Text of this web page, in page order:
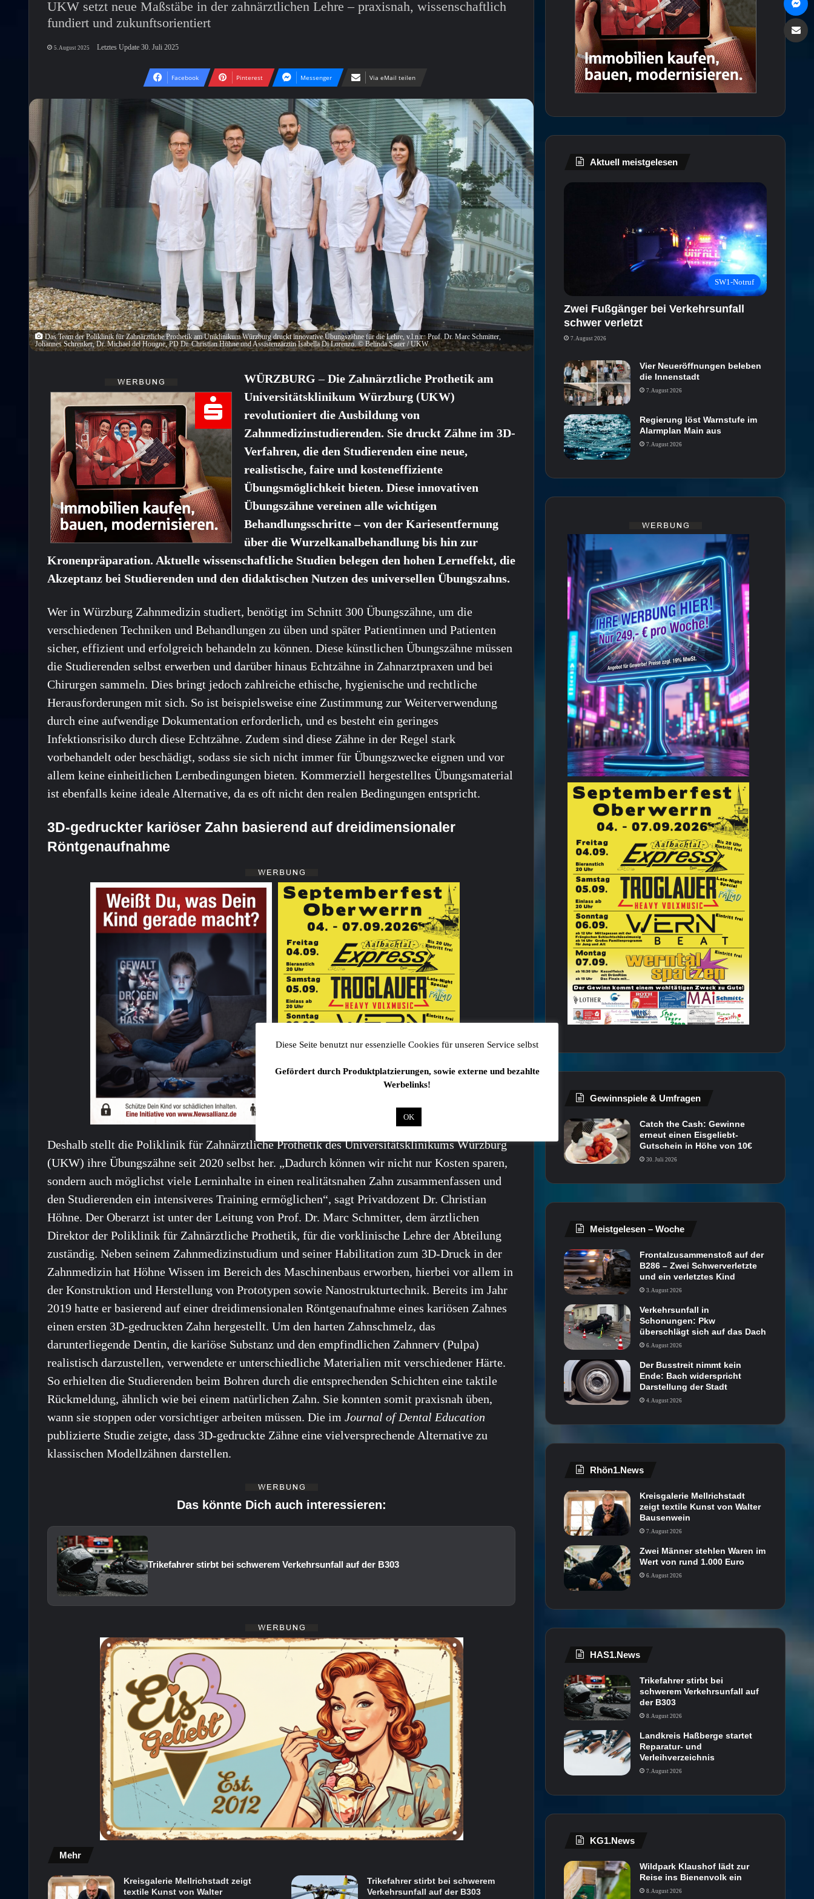
UKW setzt neue Maßstäbe in der zahnärztlichen Lehre – praxisnah, wissenschaftlich
fundiert und zukunftsorientiert
5. August 2025 Letztes Update 30. Juli 2025
Facebook Pinterest Messenger Via eMail teilen
Das Team der Poliklinik für Zahnärztliche Prothetik am Uniklinikum Würzburg druckt innovative Übungszähne für die Lehre, v.l.n.r.: Prof. Dr. Marc Schmitter,
Johannes Schrenker, Dr. Michael del Hougne, PD Dr. Christian Höhne und Assistenzärztin Isabella Di Lorenzo. © Belinda Sauer / UKW
WÜRZBURG –Die Zahnärztliche Prothetik am
Universitätsklinikum Würzburg (UKW)
revolutioniert die Ausbildung von
Zahnmedizinstudierenden. Sie druckt Zähne im 3D-
Verfahren, die den Studierenden eine neue,
realistische, faire und kosteneffiziente
Übungsmöglichkeit bieten. Diese innovativen
Übungszähne vereinen alle wichtigen
Behandlungsschritte – von der Kariesentfernung
über die Wurzelkanalbehandlung bis hin zur
Kronenpräparation. Aktuelle wissenschaftliche Studien belegen den hohen Lerneffekt, die
Akzeptanz bei Studierenden und den didaktischen Nutzen des universellen Übungszahns.
Wer in Würzburg Zahnmedizin studiert, benötigt im Schnitt 300 Übungszähne, um die
verschiedenen Techniken und Behandlungen zu üben und später Patientinnen und Patienten
sicher, effizient und erfolgreich behandeln zu können. Diese künstlichen Übungszähne müssen
die Studierenden selbst erwerben und darüber hinaus Echtzähne in Zahnarztpraxen und bei
Chirurgen sammeln. Dies bringt jedoch zahlreiche ethische, hygienische und rechtliche
Herausforderungen mit sich. So ist beispielsweise eine Zustimmung zur Weiterverwendung
durch eine aufwendige Dokumentation erforderlich, und es besteht ein geringes
Infektionsrisiko durch diese Echtzähne. Zudem sind diese Zähne in der Regel stark
vorbehandelt oder beschädigt, sodass sie sich nicht immer für Übungszwecke eignen und vor
allem keine einheitlichen Lernbedingungen bieten. Kommerziell hergestelltes Übungsmaterial
ist ebenfalls keine ideale Alternative, da es oft nicht den realen Bedingungen entspricht.
3D-gedruckter kariöser Zahn basierend auf dreidimensionaler
Röntgenaufnahme
Deshalb stellt die Poliklinik für Zahnärztliche Prothetik des Universitätsklinikums Würzburg
(UKW) ihre Übungszähne seit 2020 selbst her. „Dadurch können wir nicht nur Kosten sparen,
sondern auch möglichst viele Lerninhalte in einen realitätsnahen Zahn zusammenfassen und
den Studierenden ein intensiveres Training ermöglichen“, sagt Privatdozent Dr. Christian
Höhne. Der Oberarzt ist unter der Leitung von Prof. Dr. Marc Schmitter, dem ärztlichen
Direktor der Poliklinik für Zahnärztliche Prothetik, für die vorklinische Lehre der Abteilung
zuständig. Neben seinem Zahnmedizinstudium und seiner Habilitation zum 3D-Druck in der
Zahnmedizin hat Höhne Wissen im Bereich des Maschinenbaus erworben, hierbei vor allem in
der Konstruktion und Herstellung von Prototypen sowie Nanostrukturtechnik. Bereits im Jahr
2019 hatte er basierend auf einer dreidimensionalen Röntgenaufnahme eines kariösen Zahnes
einen ersten 3D-gedruckten Zahn hergestellt. Um den harten Zahnschmelz, das
darunterliegende Dentin, die kariöse Substanz und den empfindlichen Zahnnerv (Pulpa)
realistisch darzustellen, verwendete er unterschiedliche Materialien mit verschiedener Härte.
So erhielten die Studierenden beim Bohren durch die entsprechenden Schichten eine taktile
Rückmeldung, ähnlich wie bei einem natürlichen Zahn. Sie konnten somit praxisnah üben,
wann sie stoppen oder vorsichtiger arbeiten müssen. Die im Journal of Dental Education
publizierte Studie zeigte, dass 3D-gedruckte Zähne eine vielversprechende Alternative zu
klassischen Modellzähnen darstellen.
Das könnte Dich auch interessieren:
Trikefahrer stirbt bei schwerem Verkehrsunfall auf der B303
Mehr
Kreisgalerie Mellrichstadt zeigt
textile Kunst von Walter
Trikefahrer stirbt bei schwerem
Verkehrsunfall auf der B303
Aktuell meistgelesen
SW1-Notruf
Zwei Fußgänger bei Verkehrsunfall
schwer verletzt
7. August 2026
Vier Neueröffnungen beleben
die Innenstadt
7. August 2026
Regierung löst Warnstufe im
Alarmplan Main aus
7. August 2026
Gewinnspiele & Umfragen
Catch the Cash: Gewinne
erneut einen Eisgeliebt-
Gutschein in Höhe von 10€
30. Juli 2026
Meistgelesen – Woche
Frontalzusammenstoß auf der
B286 – Zwei Schwerverletzte
und ein verletztes Kind
3. August 2026
Verkehrsunfall in
Schonungen: Pkw
überschlägt sich auf das Dach
6. August 2026
Der Busstreit nimmt kein
Ende: Bach widerspricht
Darstellung der Stadt
4. August 2026
Rhön1.News
Kreisgalerie Mellrichstadt
zeigt textile Kunst von Walter
Bausenwein
7. August 2026
Zwei Männer stehlen Waren im
Wert von rund 1.000 Euro
6. August 2026
HAS1.News
Trikefahrer stirbt bei
schwerem Verkehrsunfall auf
der B303
8. August 2026
Landkreis Haßberge startet
Reparatur- und
Verleihverzeichnis
7. August 2026
KG1.News
Wildpark Klaushof lädt zur
Reise ins Bienenvolk ein
8. August 2026
Diese Seite benutzt nur essenzielle Cookies für unseren Service selbst
Gefördert durch Produktplatzierungen, sowie externe und bezahlte
Werbelinks!
OK